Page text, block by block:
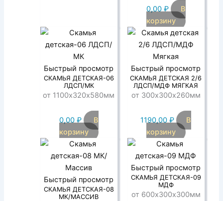
0,00 ₽
В
корзину
Быстрый просмотр
СКАМЬЯ ДЕТСКАЯ-06
ЛДСП/МК
от 1100х320х580мм
0,00 ₽
В
корзину
Быстрый просмотр
СКАМЬЯ ДЕТСКАЯ 2/6
ЛДСП/МДФ МЯГКАЯ
от 300х300х260мм
1190,00₽
В
корзину
Быстрый просмотр
СКАМЬЯ ДЕТСКАЯ-08
МК/МАССИВ
Быстрый просмотр
СКАМЬЯ ДЕТСКАЯ-09
МДФ
от 600х300х300мм